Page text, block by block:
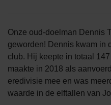
Onze oud-doelman Dennis
geworden! Dennis kwam in
club. Hij keepte in totaal
maakte in 2018 als
eredivisie mee en was
waarde in de elftallen van